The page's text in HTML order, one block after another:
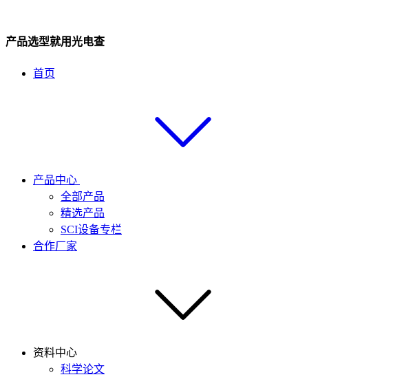
产品选型就用光电查
首页
产品中心
全部产品
精选产品
SCI设备专栏
合作厂家
资料中心
科学论文